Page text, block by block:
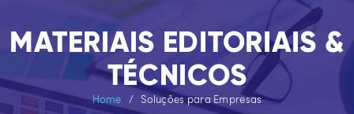
MATERIAIS EDITORIAIS &
TÉCNICOS
Home Soluções para Empresas